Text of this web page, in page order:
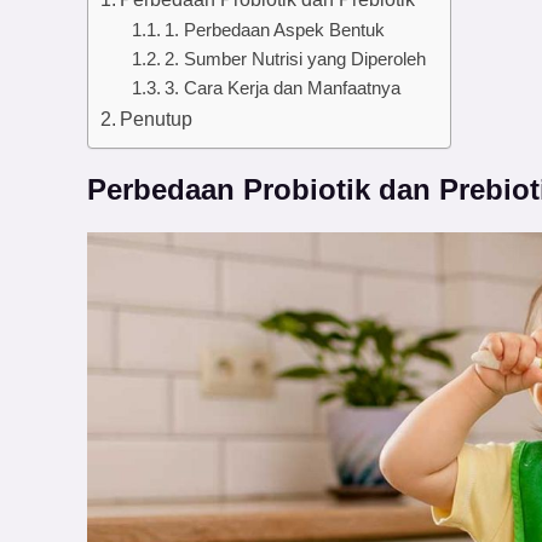
1. Perbedaan Aspek Bentuk
2. Sumber Nutrisi yang Diperoleh
3. Cara Kerja dan Manfaatnya
Penutup
Perbedaan Probiotik dan